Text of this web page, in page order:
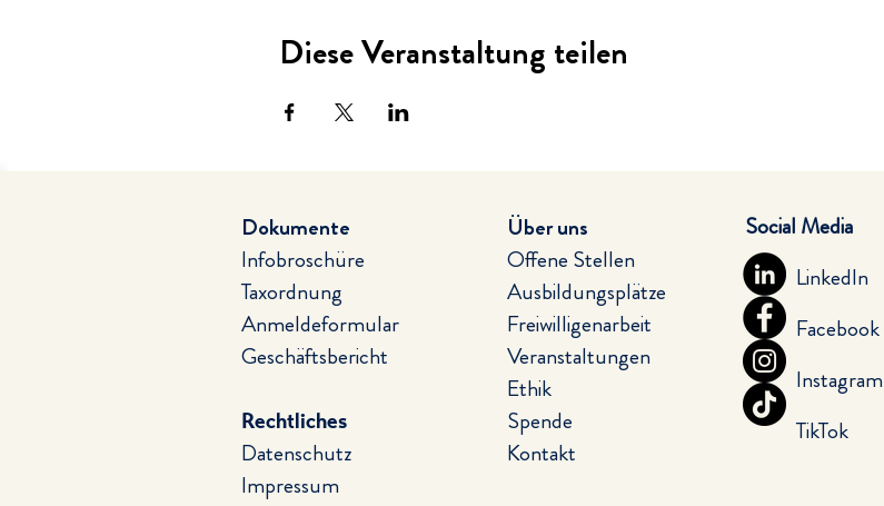
Diese Veranstaltung teilen
Dokumente
Infobroschüre
Taxordnung
Anmeldeformular
Geschäftsbericht
Rechtliches
Datenschutz
Impressum
Über uns
Offene Stellen
Ausbildungsplätze
Freiwilligenarbeit
Veranstaltungen
Ethik
Spende
Kontakt
LinkedIn
Facebook
Instagram
TikTok
Social Media